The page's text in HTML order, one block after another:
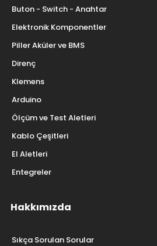
Buton - Switch - Anahtar
Elektronik Komponentler
Piller Aküler ve BMS
Direnç
Klemens
Arduino
Ölçüm ve Test Aletleri
Kablo Çeşitleri
El Aletleri
Entegreler
Hakkımızda
Sıkça Sorulan Sorular